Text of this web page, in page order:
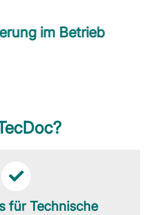
im Betrieb
für Technische